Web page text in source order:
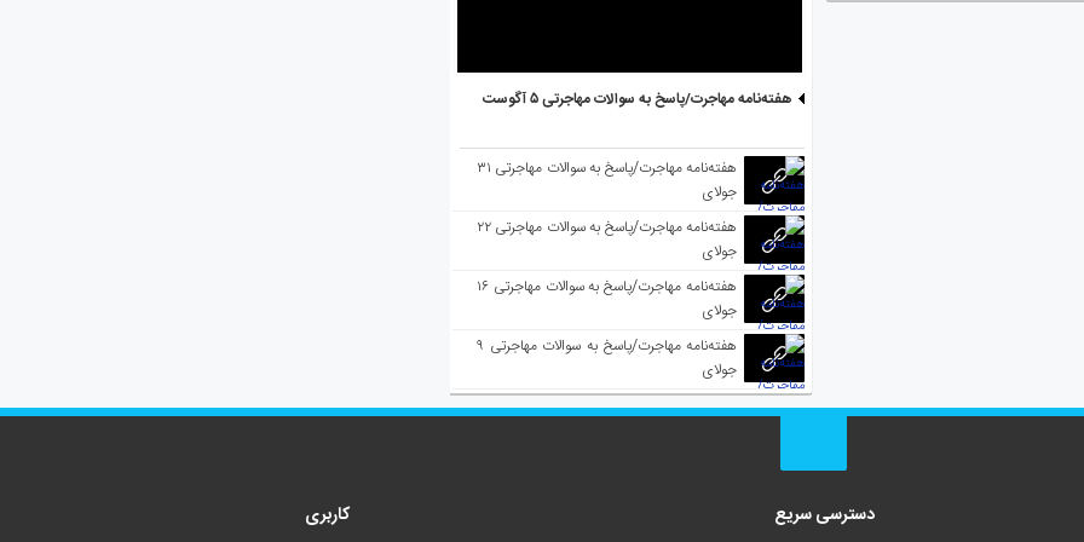
هفته‌نامه مهاجرت/پاسخ به سوالات مهاجرتی ۵ آگوست
هفته‌نامه مهاجرت/پاسخ به سوالات مهاجرتی ۳۱
جولای
هفته‌نامه مهاجرت/پاسخ به سوالات مهاجرتی ۲۲
جولای
هفته‌نامه مهاجرت/پاسخ به سوالات مهاجرتی ۱۶
جولای
هفته‌نامه مهاجرت/پاسخ به سوالات مهاجرتی ۹
جولای
دسترسی سریع کاربری